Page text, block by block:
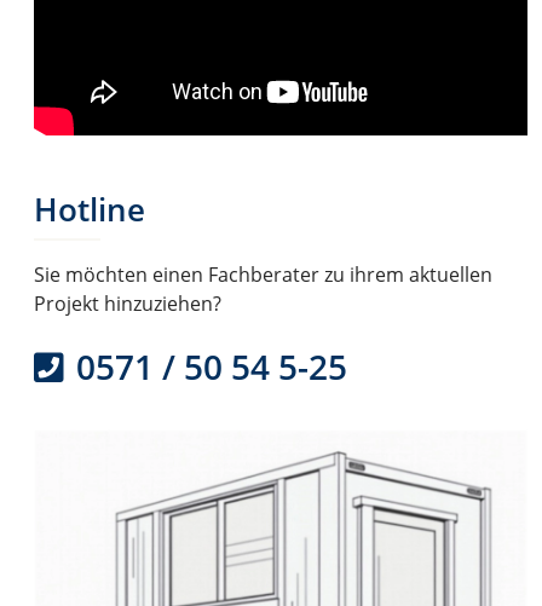
Hotline
Sie möchten einen Fachberater zu ihrem aktuellen
Projekt hinzuziehen?
0571 / 50 54 5-25